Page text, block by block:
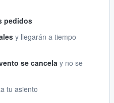
pedidos
y llegarán a tiempo
se cancela y no se
tu asiento